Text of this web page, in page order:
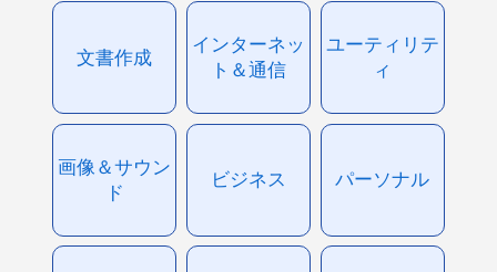
文書作成
インターネッ
ト＆通信
ユーティリテ
ィ
画像＆サウン
ド
ビジネス パーソナル